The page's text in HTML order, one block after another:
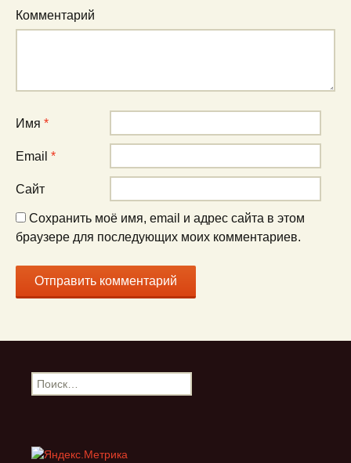
Комментарий
Имя *
Email *
Сайт
Сохранить моё имя, email и адрес сайта в этом
браузере для последующих моих комментариев.
Найти: